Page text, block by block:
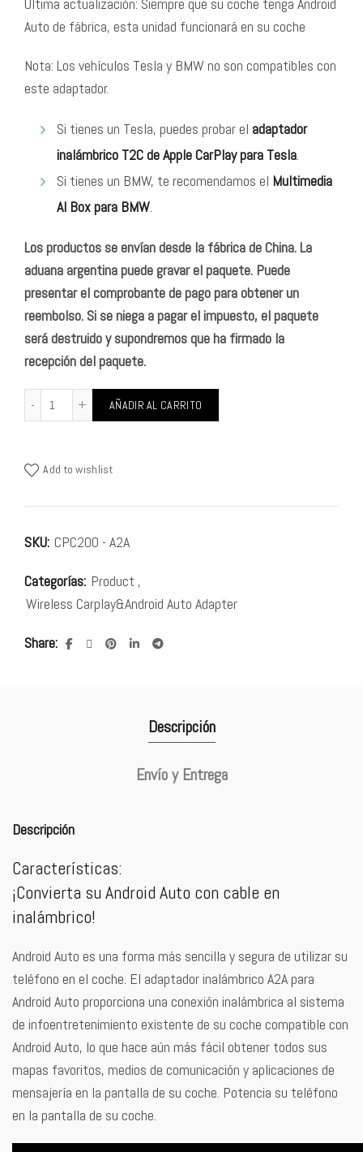
Última actualización: Siempre que su coche tenga Android
Auto de fábrica, esta unidad funcionará en su coche
Nota: Los vehículos Tesla y BMW no son compatibles con
este adaptador.
Si tienes un Tesla, puedes probar el adaptador
inalámbrico T2C de Apple CarPlay para Tesla.
Si tienes un BMW, te recomendamos el Multimedia
AI Box para BMW.
Los productos se envían desde la fábrica de China. La
aduana argentina puede gravar el paquete. Puede
presentar el comprobante de pago para obtener un
reembolso. Si se niega a pagar el impuesto, el paquete
será destruido y supondremos que ha firmado la
recepción del paquete.
AÑADIR AL CARRITO
Add to wishlist
SKU: CPC200 - A2A
Categorías: Product ,
Wireless Carplay&Android Auto Adapter
Share
Descripción
Envío y Entrega
Descripción
Características:
¡Convierta su Android Auto con cable en
inalámbrico!
Android Auto es una forma más sencilla y segura de utilizar su
teléfono en el coche. El adaptador inalámbrico A2A para
Android Auto proporciona una conexión inalámbrica al sistema
de infoentretenimiento existente de su coche compatible con
Android Auto, lo que hace aún más fácil obtener todos sus
mapas favoritos, medios de comunicación y aplicaciones de
mensajería en la pantalla de su coche. Potencia su teléfono
en la pantalla de su coche.